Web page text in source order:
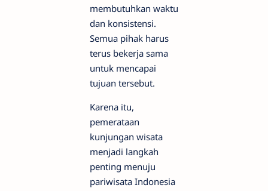
membutuhkan waktu
dan konsistensi.
Semua pihak harus
terus bekerja sama
untuk mencapai
tujuan tersebut.
Karena itu,
pemerataan
kunjungan wisata
menjadi langkah
penting menuju
pariwisata Indonesia